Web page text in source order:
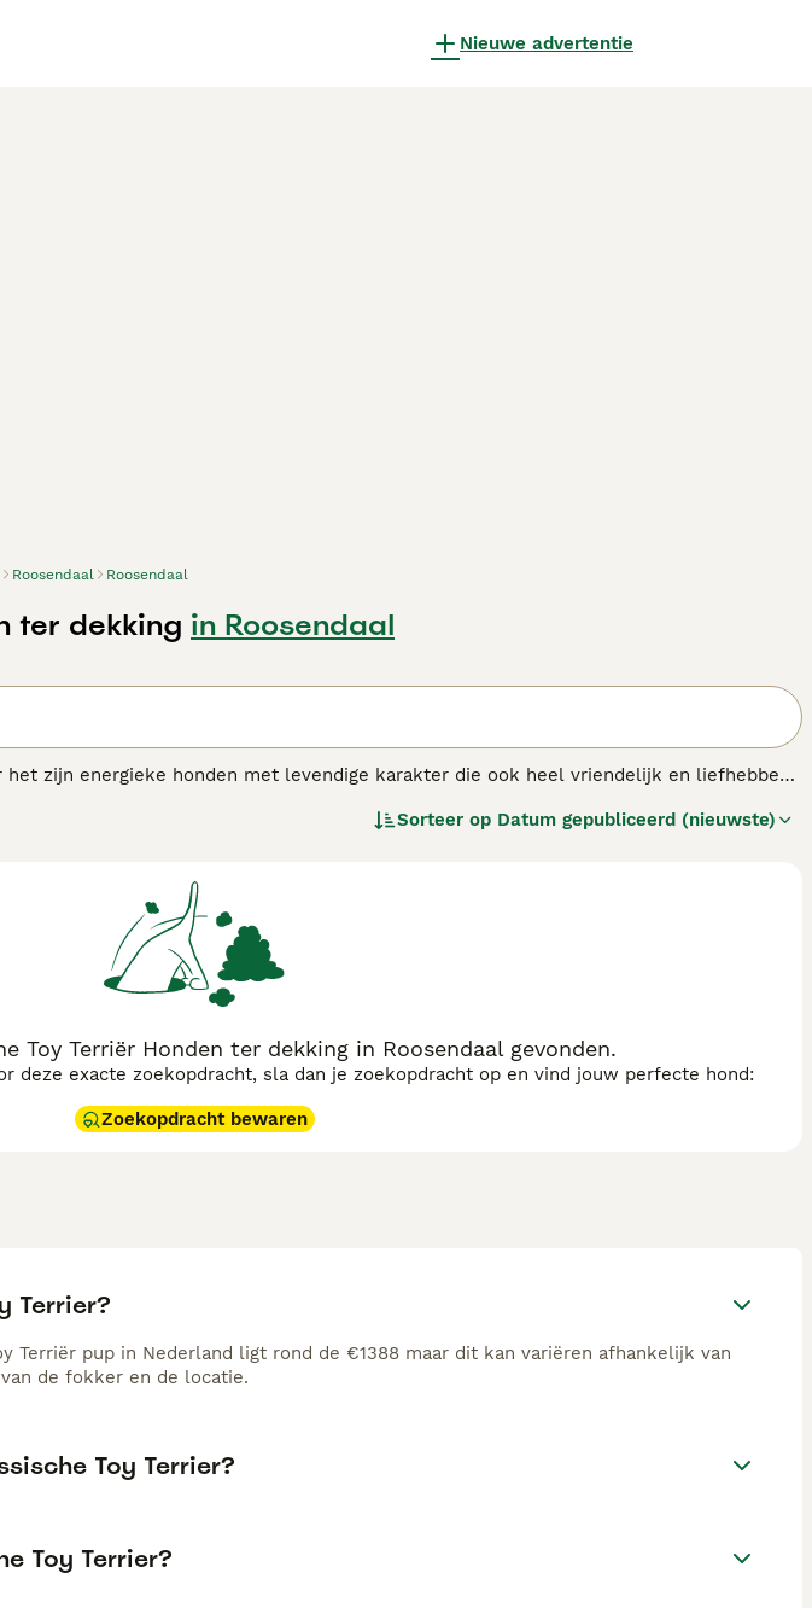
Nieuwe advertentie
Roosendaal Roosendaal
ter dekking in Roosendaal
het zijn energieke honden met levendige karakter die ook heel vriendelijk en liefhebbend
Ze zuhb zeer populair zijn in hun geboorteland Rusland.
Sorteer op Datum gepubliceerd (nieuwste)
Toy Terriër Honden ter dekking in Roosendaal gevonden.
deze exacte zoekopdracht, sla dan je zoekopdracht op en vind jouw perfecte hond:
Zoekopdracht bewaren
Terrier?
Terriër pup in Nederland ligt rond de €1388 maar dit kan variëren afhankelijk van
de fokker en de locatie.
Toy Terrier?
Toy Terrier?